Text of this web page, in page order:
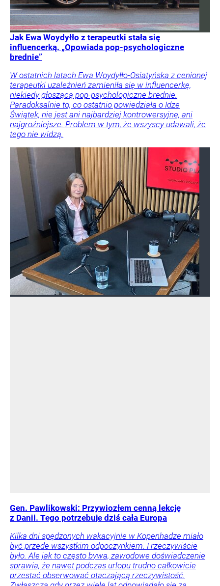
Jak Ewa Woydyłło z terapeutki stała się
influencerką. „Opowiada pop-psychologiczne
brednie”
W ostatnich latach Ewa Woydyłło-Osiatyńska z cenionej
terapeutki uzależnień zamieniła się w influencerkę,
niekiedy głoszącą pop-psychologiczne brednie.
Paradoksalnie to, co ostatnio powiedziała o Idze
Świątek, nie jest ani najbardziej kontrowersyjne, ani
najgroźniejsze. Problem w tym, że wszyscy udawali, że
tego nie widzą.
Gen. Pawlikowski: Przywiozłem cenną lekcję
z Danii. Tego potrzebuje dziś cała Europa
Kilka dni spędzonych wakacyjnie w Kopenhadze miało
być przede wszystkim odpoczynkiem. I rzeczywiście
było. Ale jak to często bywa, zawodowe doświadczenie
sprawia, że nawet podczas urlopu trudno całkowicie
przestać obserwować otaczającą rzeczywistość.